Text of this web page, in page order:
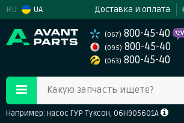
RU UA Доставка и оплата
(067) 800-45-40
(095) 800-45-40
(063) 800-45-40
Какую запчасть ищете?
Например: насос ГУР Туксон, 06H905601A